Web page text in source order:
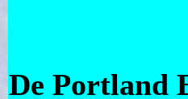
De Portland